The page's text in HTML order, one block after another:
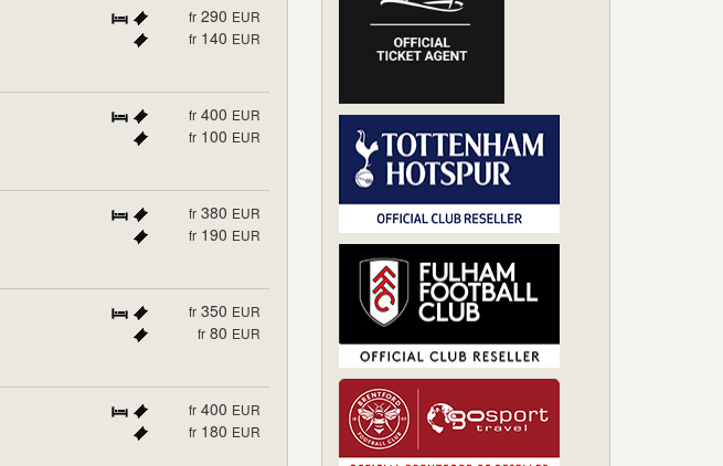
fr 290 EUR
fr 140 EUR
fr 400 EUR
fr 100 EUR
fr 380 EUR
fr 190 EUR
fr 350 EUR
fr 80 EUR
fr 400 EUR
fr 180 EUR